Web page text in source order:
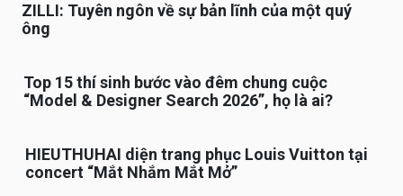
ZILLI: Tuyên ngôn về sự bản lĩnh của một quý
ông
Top 15 thí sinh bước vào đêm chung cuộc
“Model & Designer Search 2026”, họ là ai?
HIEUTHUHAI diện trang phục Louis Vuitton tại
concert “Mắt Nhắm Mắt Mở”